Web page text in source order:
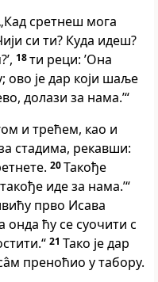
сретнеш мога
си ти? Куда идеш?
18ти реци: ’Она
ово је дар који шаље
долази за нама.’“
и трећем, као и
стадима, рекавши:
20Такође
иде за нама.’“
прво Исава
ћу се суочити с
21 Тако је дар
преноћио у табору.